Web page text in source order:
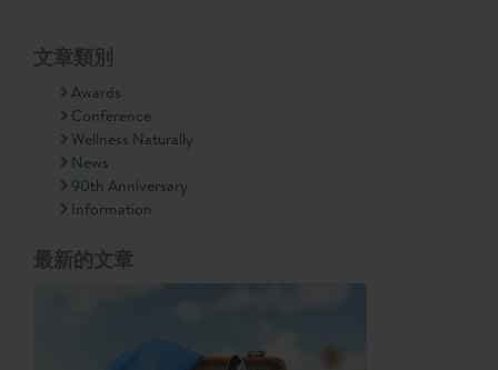
文章類別
Awards
Conference
Wellness Naturally
News
90th Anniversary
Information
最新的文章